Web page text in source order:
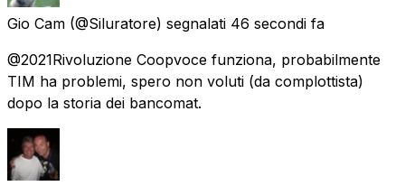
Gio Cam (@Siluratore) segnalati 46 secondi fa
@2021Rivoluzione Coopvoce funziona, probabilmente
TIM ha problemi, spero non voluti (da complottista)
dopo la storia dei bancomat.